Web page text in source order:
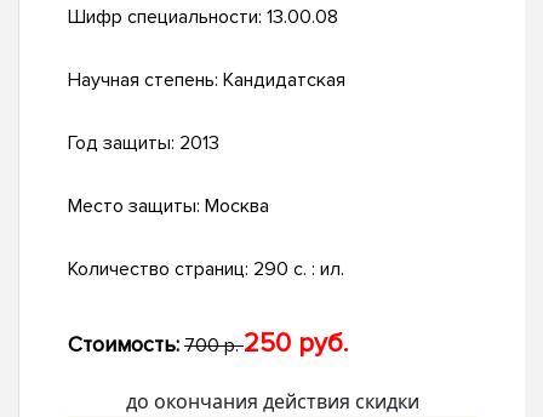
Шифр специальности: 13.00.08
Научная степень: Кандидатская
Год защиты: 2013
Место защиты: Москва
Количество страниц: 290 с. : ил.
Стоимость: 700 р.250 руб.
до окончания действия скидки